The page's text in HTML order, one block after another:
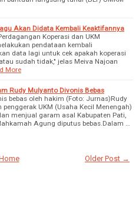
Akan Didata Kembali Keaktifannya
Koperasi dan UKM
pendataan kembali
data lagi untuk cek apakah koperasi
sudah tidak," jelas Meiva Najoan
More
Rudy Mulyanto Divonis Bebas
bebas oleh hakim (Foto: Jurnas)Rudy
UKM (Usaha Kecil Menengah)
menjual garam asal Kabupaten Pati,
Agung diputus bebas.Dalam …
Older Post →